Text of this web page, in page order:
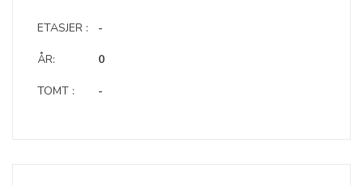
ETASJER :
ÅR:
TOMT :
-
0
-